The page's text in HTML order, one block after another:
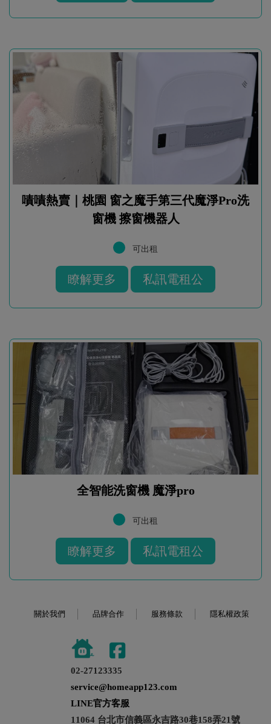
嘖嘖熱賣｜桃園 窗之魔手第三代魔淨Pro洗
窗機 擦窗機器人
可出租
瞭解更多 私訊電租公
全智能洗窗機 魔淨pro
可出租
瞭解更多 私訊電租公
關於我們 品牌合作 服務條款 隱私權政策
02-27123335
service@homeapp123.com
LINE官方客服
11064 台北市信義區永吉路30巷158弄21號